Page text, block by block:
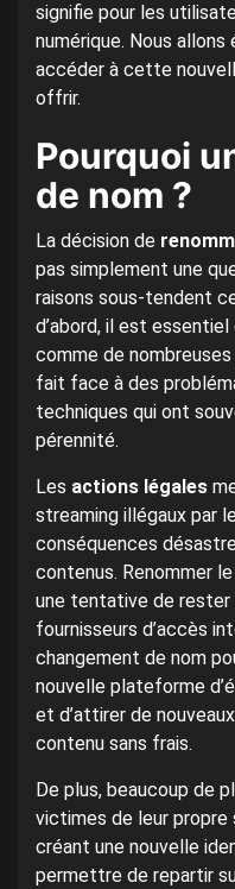
signifie pour les
numérique. Nous
accéder à cette
offrir.
Pourquoi
de nom ?
La décision de
pas simplement une
raisons sous-tendent
d’abord, il est
comme de
fait face à des
techniques qui ont
pérennité.
Les actions légales
streaming illégaux par
conséquences
contenus. Renommer
une tentative de rester
fournisseurs d’accès
changement de nom
nouvelle plateforme
et d’attirer de
contenu sans frais.
De plus, beaucoup de
victimes de leur propre
créant une nouvelle
permettre de repartir